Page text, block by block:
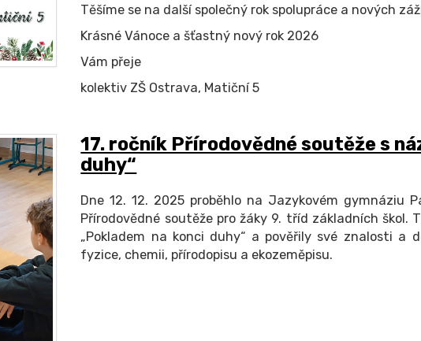
Těšíme se na další společný rok spolupráce a nových
Krásné Vánoce a šťastný nový rok 2026
Vám přeje
kolektiv ZŠ Ostrava, Matiční 5
17. ročník Přírodovědné soutěže s
duhy“
Dne 12. 12. 2025 proběhlo na Jazykovém gymnáziu
Přírodovědné soutěže pro žáky 9. tříd základních
„Pokladem na konci duhy“ a pověřily své znalosti a
fyzice, chemii, přírodopisu a ekozeměpisu.